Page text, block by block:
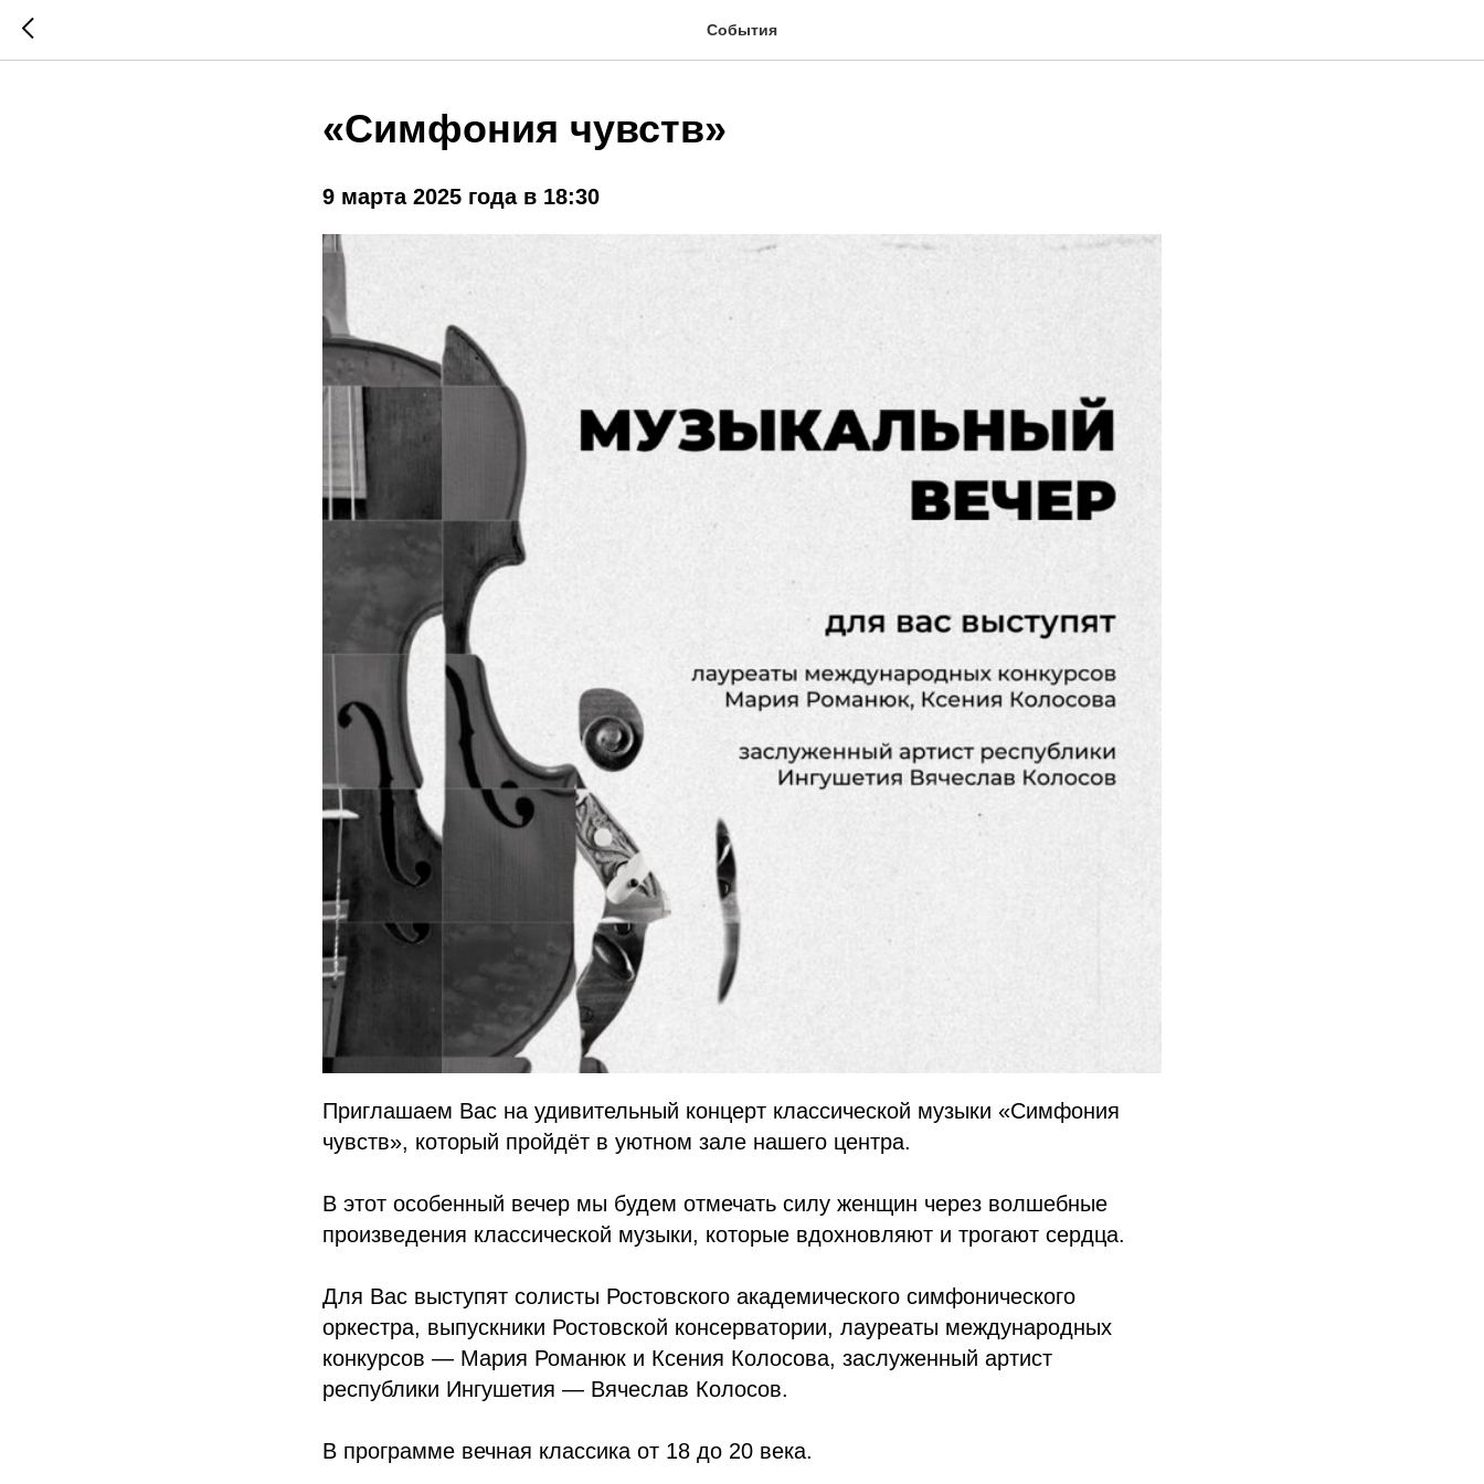
События
«Симфония чувств»
9 марта 2025 года в 18:30
Приглашаем Вас на удивительный концерт классической музыки «Симфония
чувств», который пройдёт в уютном зале нашего центра.
В этот особенный вечер мы будем отмечать силу женщин через волшебные
произведения классической музыки, которые вдохновляют и трогают сердца.
Для Вас выступят солисты Ростовского академического симфонического
оркестра, выпускники Ростовской консерватории, лауреаты международных
конкурсов — Мария Романюк и Ксения Колосова, заслуженный артист
республики Ингушетия — Вячеслав Колосов.
В программе вечная классика от 18 до 20 века.